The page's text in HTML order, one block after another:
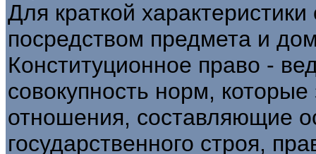
Для краткой
посредством предмета и
Конституционное право -
совокупность норм,
отношения, составляющие
государственного строя,